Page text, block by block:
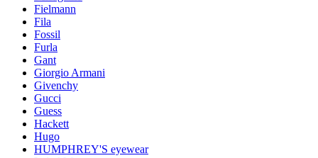
Fielmann
Fila
Fossil
Furla
Gant
Giorgio Armani
Givenchy
Gucci
Guess
Hackett
Hugo
HUMPHREY'S eyewear